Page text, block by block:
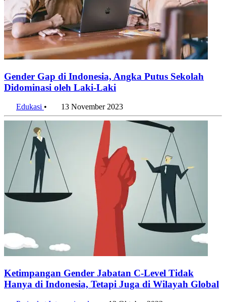
Gender Gap di Indonesia, Angka Putus Sekolah
Didominasi oleh Laki-Laki
Edukasi • 13 November 2023
Ketimpangan Gender Jabatan C-Level Tidak
Hanya di Indonesia, Tetapi Juga di Wilayah Global